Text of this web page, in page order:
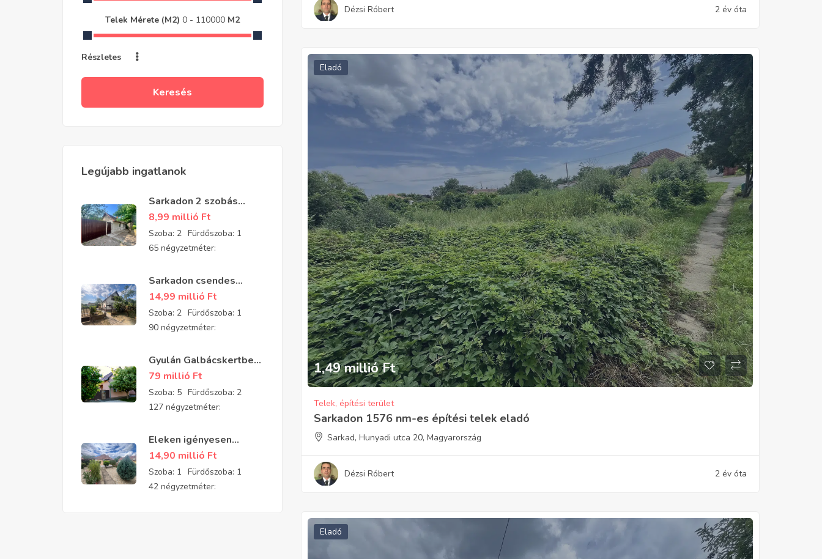
Telek Mérete (m2) 0 - 110000 M2
Részletes
Keresés
Legújabb ingatlanok
Sarkadon 2 szobás
részben felújított
családi ház eladó
8,99 millió Ft
Szoba: 2 Fürdőszoba: 1
65 négyzetméter:
Sarkadon csendes
aszfaltozott utcában 2
szobás, tégla építésű,
jó állapotú
padlásszobás ház eladó
14,99 millió Ft
Szoba: 2 Fürdőszoba: 1
90 négyzetméter:
Gyulán Galbácskertben
2008-ban épült kiváló
állapotú padlásszobás
ház eladó 5 szobával és
2 fürdővel
79 millió Ft
Szoba: 5 Fürdőszoba: 2
127 négyzetméter:
Eleken igényesen
felújított, parkosított
kis téglaház eladó
14,90 millió Ft
Szoba: 1 Fürdőszoba: 1
42 négyzetméter:
Dézsi Róbert 2 év óta
Eladó
1,49 millió Ft
Telek, építési terület
Sarkadon 1576 nm-es építési telek eladó
Sarkad, Hunyadi utca 20, Magyarország
Dézsi Róbert 2 év óta
Eladó